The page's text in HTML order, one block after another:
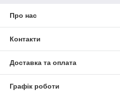
Про нас
Контакти
Доставка та оплата
Графік роботи